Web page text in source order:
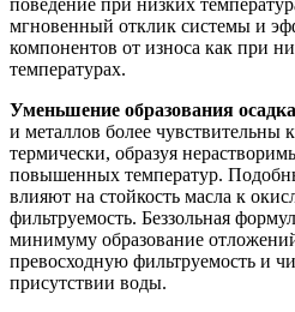
поведение при низких
мгновенный отклик системы и
компонентов от износа как при
температурах.
Уменьшение образования
и металлов более чувствительны
термически, образуя
повышенных температур.
влияют на стойкость масла к
фильтруемость. Беззольная
минимуму образование
превосходную фильтруемость и
присутствии воды.